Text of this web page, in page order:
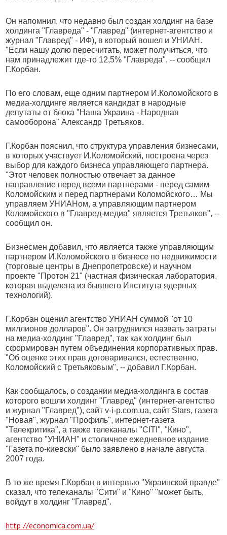
Он напомнил, что недавно был создан холдинг на базе
холдинга "Главреда" - "Главред" (интернет-агентство и
журнал "Главред" - ИФ), в который вошел и УНИАН.
"Если нашу долю пересчитать, может получиться, что
нам принадлежит где-то 12,5% "Главреда", -- сообщил
Г.Корбан.
По его словам, еще одним партнером И.Коломойского в
медиа-холдинге является кандидат в народные
депутаты от блока "Наша Украина - Народная
самооборона" Александр Третьяков.
Г.Корбан пояснил, что структура управления бизнесами,
в которых участвует И.Коломойский, построена через
выбор для каждого бизнеса управляющего партнера.
"Этот человек полностью отвечает за данное
направление перед всеми партнерами - перед самим
Коломойским и перед партнерами Коломойского… Мы
управляем УНИАНом, а управляющим партнером
Коломойского в "Главред-медиа" является Третьяков", --
сообщил он.
Бизнесмен добавил, что является также управляющим
партнером И.Коломойского в бизнесе по недвижимости
(торговые центры в Днепропетровске) и научном
проекте "Протон 21" (частная физическая лаборатория,
которая выделена из бывшего Института ядерных
технологий).
Г.Корбан оценил агентство УНИАН суммой "от 10
миллионов долларов". Он затруднился назвать затраты
на медиа-холдинг "Главред", так как холдинг был
сформирован путем объединения корпоративных прав.
"Об оценке этих прав договаривался, естественно,
Коломойский с Третьяковым", -- добавил Г.Корбан.
Как сообщалось, о создании медиа-холдинга в состав
которого вошли холдинг "Главред" (интернет-агентство
и журнал "Главред"), сайт v-i-p.com.ua, сайт Stars, газета
"Новая", журнал "Профиль", интернет-газета
"Телекритика", а также телеканалы "CITI", "Кино",
агентство "УНИАН" и столичное ежедневное издание
"Газета по-киевcки" было заявлено в начале августа
2007 года.
В то же время Г.Корбан в интервью "Украинской правде"
сказал, что телеканалы "Сити" и "Кино" "может быть,
войдут в холдинг "Главред".
http://economica.com.ua/